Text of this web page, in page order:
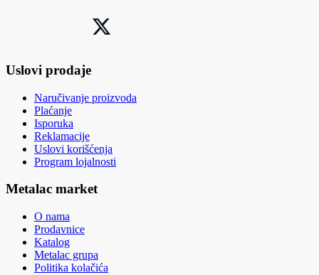
Uslovi prodaje
Naručivanje proizvoda
Plaćanje
Isporuka
Reklamacije
Uslovi korišćenja
Program lojalnosti
Metalac market
O nama
Prodavnice
Katalog
Metalac grupa
Politika kolačića